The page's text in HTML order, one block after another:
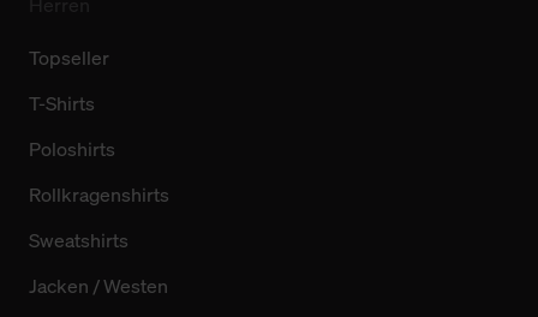
Topseller
T-Shirts
Poloshirts
Rollkragenshirts
Sweatshirts
Jacken / Westen